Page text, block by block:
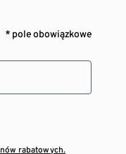
* pole obowiązkowe
rabatowych.